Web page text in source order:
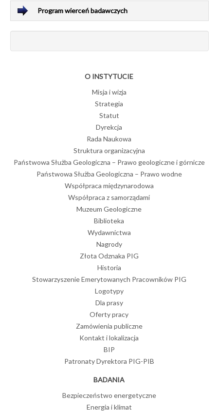
Program wierceń badawczych
O INSTYTUCIE
Misja i wizja
Strategia
Statut
Dyrekcja
Rada Naukowa
Struktura organizacyjna
Państwowa Służba Geologiczna – Prawo geologiczne i górnicze
Państwowa Służba Geologiczna – Prawo wodne
Współpraca międzynarodowa
Współpraca z samorządami
Muzeum Geologiczne
Biblioteka
Wydawnictwa
Nagrody
Złota Odznaka PIG
Historia
Stowarzyszenie Emerytowanych Pracowników PIG
Logotypy
Dla prasy
Oferty pracy
Zamówienia publiczne
Kontakt i lokalizacja
BIP
Patronaty Dyrektora PIG-PIB
BADANIA
Bezpieczeństwo energetyczne
Energia i klimat